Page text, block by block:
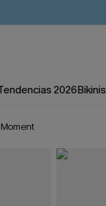
2026Bikinis